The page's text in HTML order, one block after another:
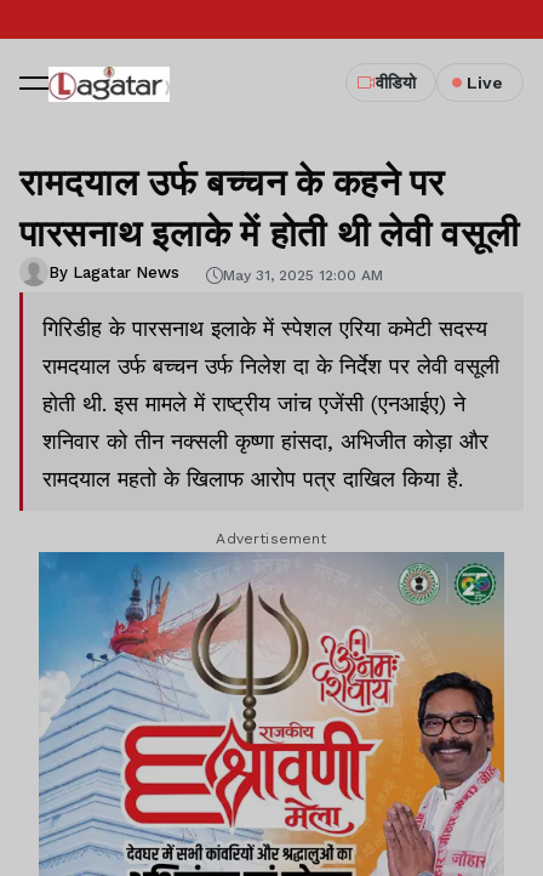
वीडियो Live
रामदयाल उर्फ बच्चन के कहने पर
पारसनाथ इलाके में होती थी लेवी वसूली
By Lagatar News May 31, 2025 12:00 AM
गिरिडीह के पारसनाथ इलाके में स्पेशल एरिया कमेटी सदस्य
रामदयाल उर्फ बच्चन उर्फ निलेश दा के निर्देश पर लेवी वसूली
होती थी. इस मामले में राष्ट्रीय जांच एजेंसी (एनआईए) ने
शनिवार को तीन नक्सली कृष्णा हांसदा, अभिजीत कोड़ा और
रामदयाल महतो के खिलाफ आरोप पत्र दाखिल किया है.
Advertisement